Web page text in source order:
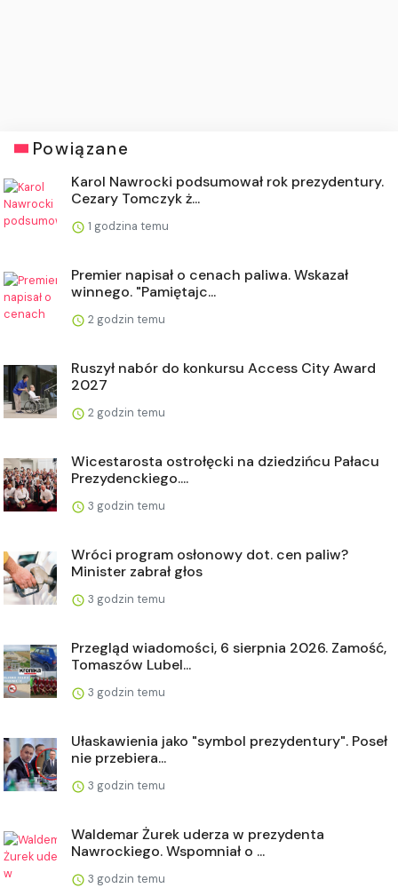
Powiązane
Karol Nawrocki podsumował rok prezydentury.
Cezary Tomczyk ż...
1 godzina temu
Premier napisał o cenach paliwa. Wskazał
winnego. "Pamiętajc...
2 godzin temu
Ruszył nabór do konkursu Access City Award
2027
2 godzin temu
Wicestarosta ostrołęcki na dziedzińcu Pałacu
Prezydenckiego....
3 godzin temu
Wróci program osłonowy dot. cen paliw?
Minister zabrał głos
3 godzin temu
Przegląd wiadomości, 6 sierpnia 2026. Zamość,
Tomaszów Lubel...
3 godzin temu
Ułaskawienia jako "symbol prezydentury". Poseł
nie przebiera...
3 godzin temu
Waldemar Żurek uderza w prezydenta
Nawrockiego. Wspomniał o ...
3 godzin temu